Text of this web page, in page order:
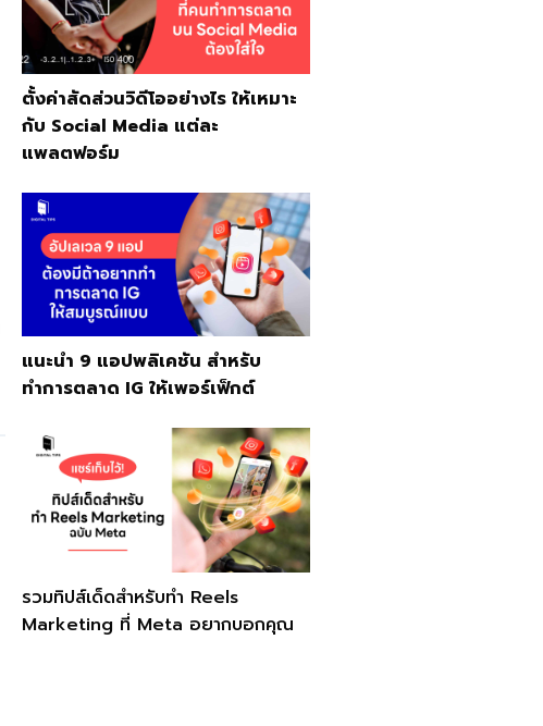
ตั้งค่าสัดส่วนวิดีโออย่างไร ให้เหมาะ
กับ Social Media แต่ละ
แพลตฟอร์ม
แนะนำ 9 แอปพลิเคชัน สำหรับ
ทำการตลาด IG ให้เพอร์เฟ็กต์
รวมทิปส์เด็ดสำหรับทำ Reels
Marketing ที่ Meta อยากบอกคุณ